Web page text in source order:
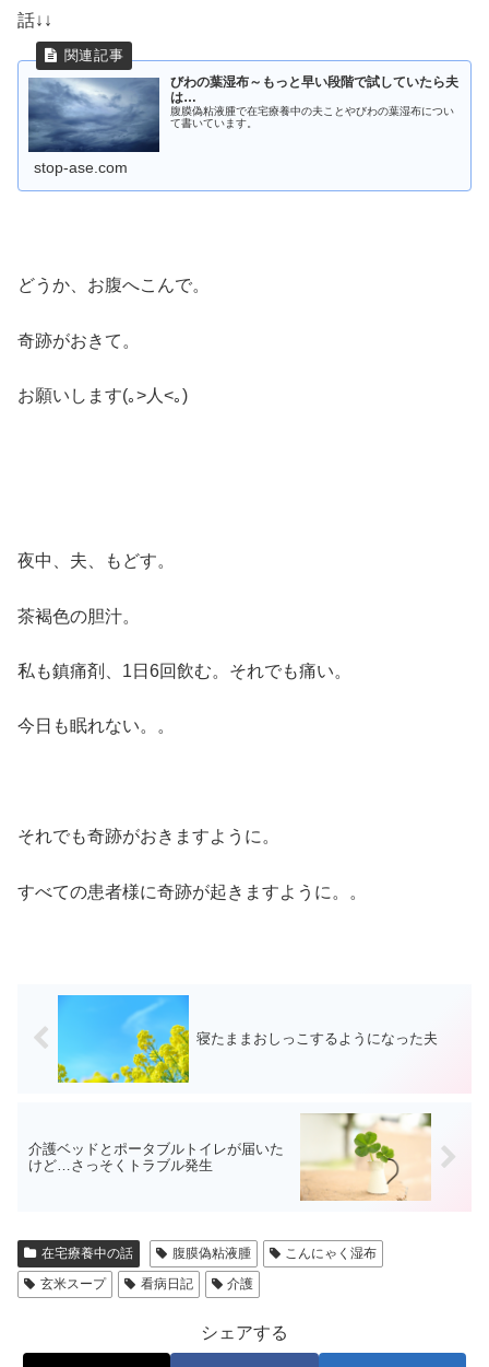
話↓↓
びわの葉湿布～もっと早い段階で試していたら夫
は…
腹膜偽粘液腫で在宅療養中の夫ことやびわの葉湿布につい
て書いています。
stop-ase.com
どうか、お腹へこんで。
奇跡がおきて。
お願いします(｡>人<｡)
夜中、夫、もどす。
茶褐色の胆汁。
私も鎮痛剤、1日6回飲む。それでも痛い。
今日も眠れない。。
それでも奇跡がおきますように。
すべての患者様に奇跡が起きますように。。
寝たままおしっこするようになった夫
介護ベッドとポータブルトイレが届いた
けど…さっそくトラブル発生
在宅療養中の話 腹膜偽粘液腫
こんにゃく湿布
玄米スープ
看病日記 介護
シェアする